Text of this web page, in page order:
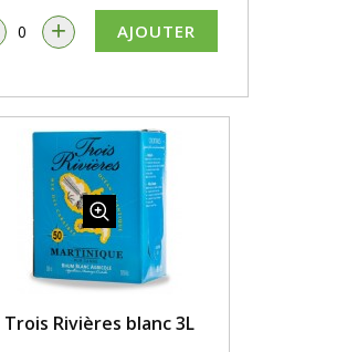
+ AJOUTER
Trois Rivières blanc 3L